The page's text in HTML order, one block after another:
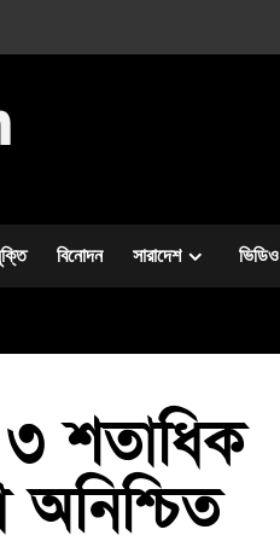
বিনোদন সারাদেশ ভিডিও
৩ শতাধিক
অনিশ্চিত